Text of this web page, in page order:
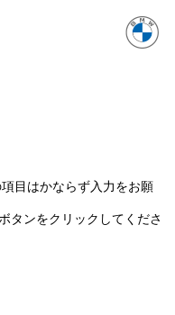
目はかならず入力をお願
タンをクリックしてくださ